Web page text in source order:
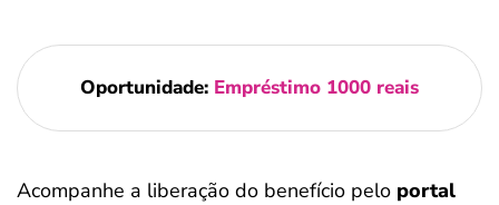
Oportunidade: Empréstimo 1000 reais
Acompanhe a liberação do benefício pelo portal